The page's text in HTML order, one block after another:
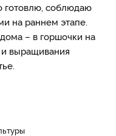
готовлю, соблюдаю
на раннем этапе.
– в горшочки на
выращивания